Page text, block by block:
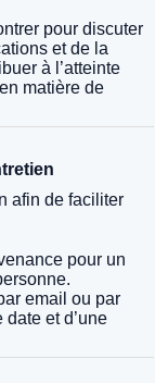
pour discuter
et de la
à l’atteinte
matière de
afin de faciliter
pour un
email ou par
et d’une